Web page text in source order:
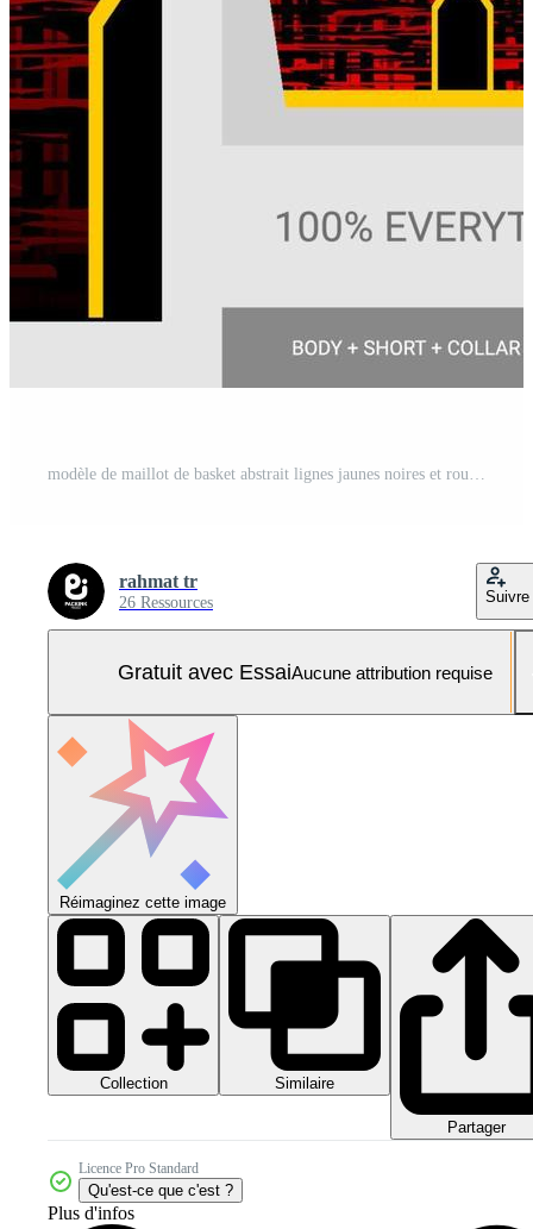
modèle de maillot de basket abstrait lignes jaunes noires et rouges Vecteur Pro et SVG Pro
rahmat tr
26 Ressources Suivre
Gratuit avec EssaiAucune attribution requise
Réimaginez cette image
Collection Similaire
Partager
Licence Pro Standard
Qu'est-ce que c'est ?
Plus d'infos